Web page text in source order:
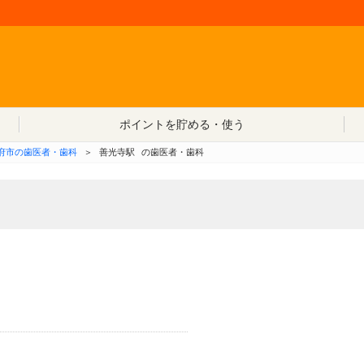
ポイントを貯める・使う
市の歯医者・歯科 ＞ 善光寺駅 の歯医者・歯科